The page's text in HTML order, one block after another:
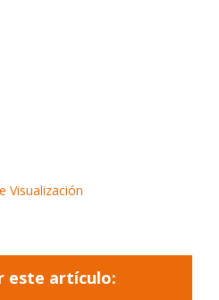
Visualización
este artículo: